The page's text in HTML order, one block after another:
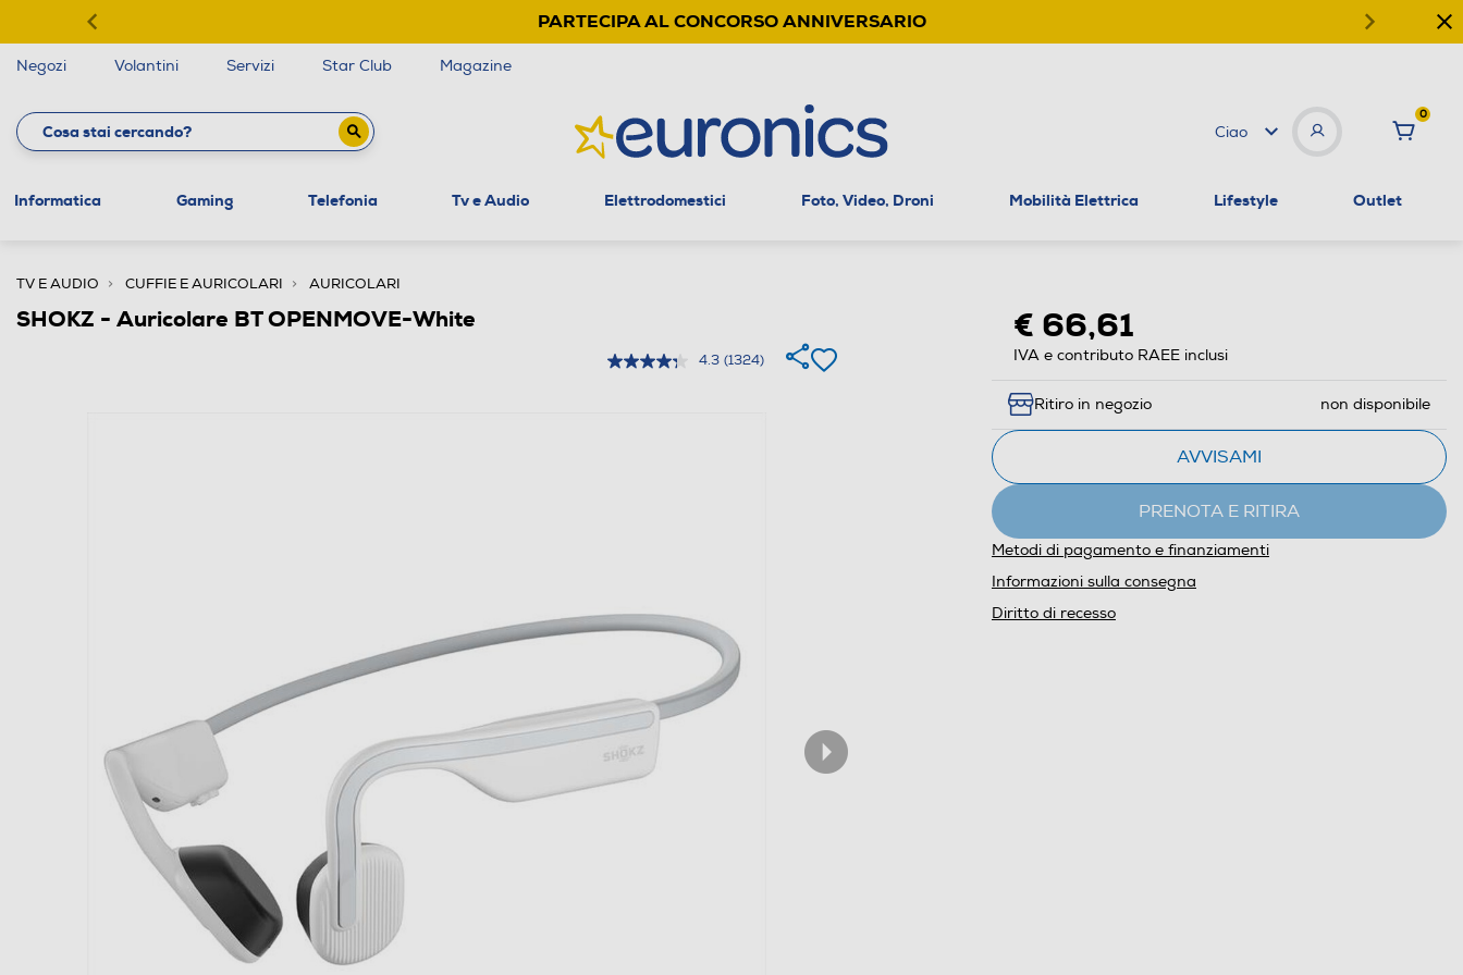
PARTECIPA AL CONCORSO ANNIVERSARIO
Negozi Volantini Servizi Star Club Magazine
Ciao
0
Informatica Gaming Telefonia Tv e Audio Elettrodomestici Foto, Video, Droni Mobilità Elettrica Lifestyle Outlet
TV E AUDIO CUFFIE E AURICOLARI AURICOLARI
SHOKZ - Auricolare BT OPENMOVE-White
4.3 (1324)
€ 66,61
IVA e contributo RAEE inclusi
Ritiro in negozio non disponibile
AVVISAMI
PRENOTA E RITIRA
Metodi di pagamento e finanziamenti
Informazioni sulla consegna
Diritto di recesso